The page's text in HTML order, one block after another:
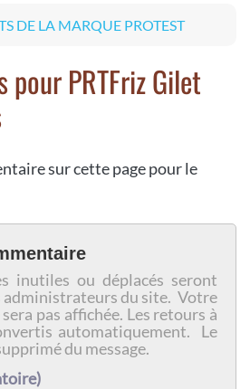
DE LA MARQUE PROTEST
pour PRTFriz Gilet
sur cette page pour le
inutiles ou déplacés seront
administrateurs du site. Votre
pas affichée. Les retours à
automatiquement. Le
du message.